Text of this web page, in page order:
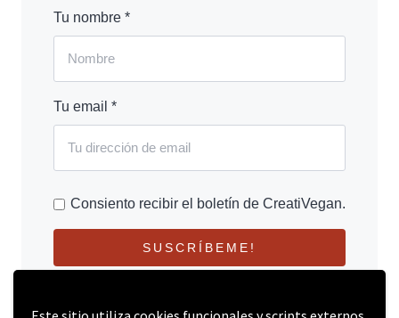
Tu nombre *
Tu email *
Consiento recibir el boletín de CreatiVegan.
SUSCRÍBEME!